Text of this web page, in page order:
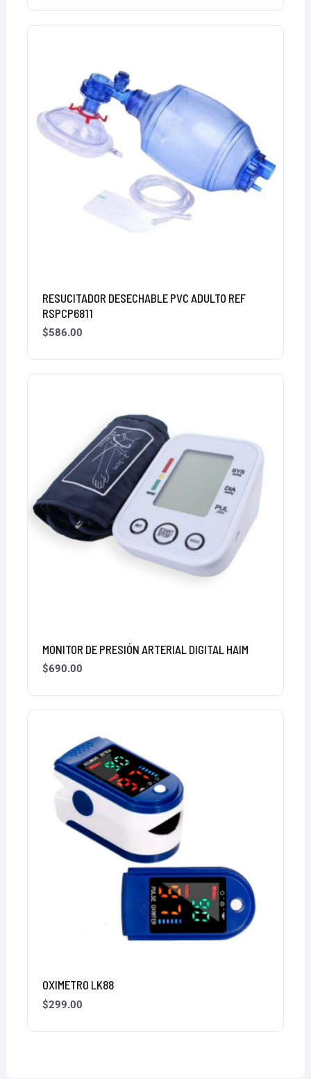
RESUCITADOR DESECHABLE PVC ADULTO REF
RSPCP6811
$586.00
MONITOR DE PRESIÓN ARTERIAL DIGITAL HAIM
$690.00
OXIMETRO LK88
$299.00